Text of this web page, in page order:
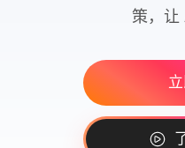
策，让